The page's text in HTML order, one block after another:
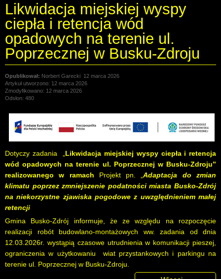
Likwidacja miejskiej wyspy
ciepła i retencja wód
opadowych na terenie ul.
Poprzecznej w Busku-Zdroju
Norbert Garecki 12 marca 2026
Artykuł utworzono: 12 marca 2026
Zmodyfikowano: 12 marca 2026
Odsłon: 480
Dotyczy zadania „Likwidacja miejskiej wyspy ciepła i retencja
wód opadowych na terenie ul. Poprzecznej w Busku-Zdroju”
realizowanego w ramach Projekt pn. „Adaptacja do zmian
klimatu poprzez zmniejszenie podatności miasta Busko-Zdrój
na niekorzystne zjawiska pogodowe z uwzględnieniem małej
retencji
Gmina Busko-Zdrój informuje, że ze względu na rozpoczęcie
realizacji robót budowlano-montażowych ww. zadania od dnia
12.03.2026r. wystąpią czasowe utrudnienia w komunikacji pieszej,
ograniczenia w użytkowaniu wiat przystankowych i parkingu na
terenie ul. Poprzecznej w Busku-Zdroju.